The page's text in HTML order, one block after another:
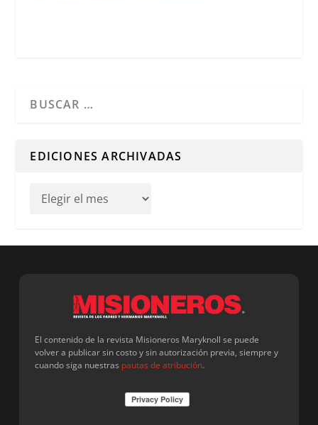
EDICIONES ARCHIVADAS
El contenido de la revista Misioneros Maryknoll se puede
volver a publicar sin costo y sin autorización previa, siempre y
cuando siga nuestras pautas de atribución.